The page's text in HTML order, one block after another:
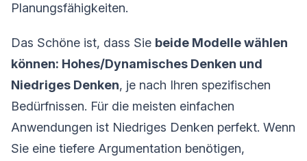
Planungsfähigkeiten.
Das Schöne ist, dass Sie beide Modelle wählen
können: Hohes/Dynamisches Denken und
Niedriges Denken, je nach Ihren spezifischen
Bedürfnissen. Für die meisten einfachen
Anwendungen ist Niedriges Denken perfekt. Wenn
Sie eine tiefere Argumentation benötigen,